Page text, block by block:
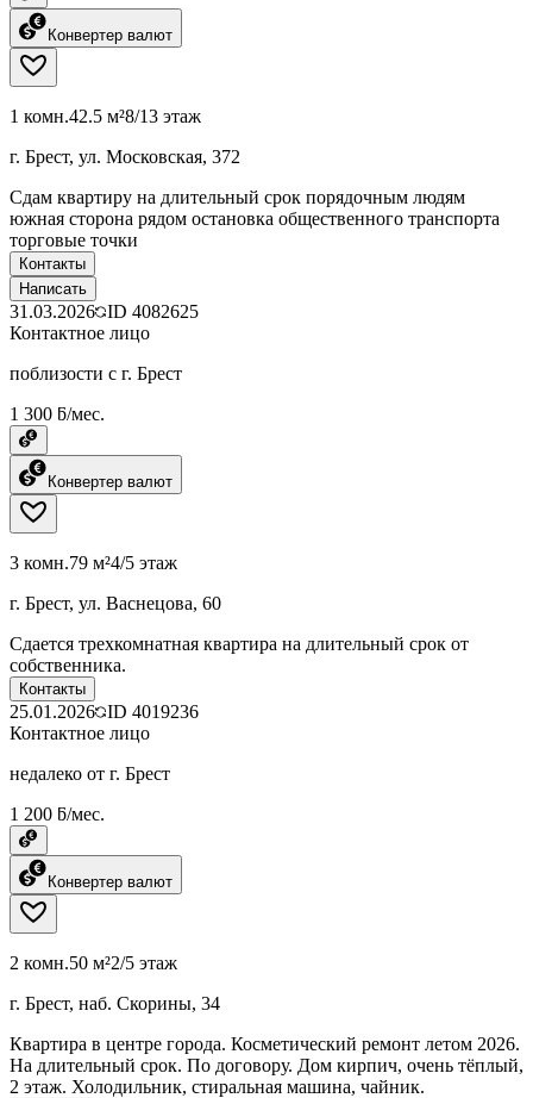
Конвертер валют
1 комн.42.5 м²8/13 этаж
г. Брест, ул. Московская, 372
Сдам квартиру на длительный срок порядочным людям
южная сторона рядом остановка общественного транспорта
торговые точки
Контакты
Написать
31.03.2026 ID 4082625
Контактное лицо
поблизости с г. Брест
1 300 ƃ/мес.
Конвертер валют
3 комн.79 м²4/5 этаж
г. Брест, ул. Васнецова, 60
Сдается трехкомнатная квартира на длительный срок от
собственника.
Контакты
25.01.2026 ID 4019236
Контактное лицо
недалеко от г. Брест
1 200 ƃ/мес.
Конвертер валют
2 комн.50 м²2/5 этаж
г. Брест, наб. Скорины, 34
Квартира в центре города. Косметический ремонт летом 2026.
На длительный срок. По договору. Дом кирпич, очень тёплый,
2 этаж. Холодильник, стиральная машина, чайник.